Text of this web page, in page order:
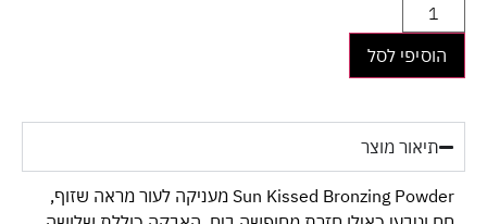
הוסיפי לסל
תיאור מוצר
Sun Kissed Bronzing Powder מעניקה לעור מראה שזוף,